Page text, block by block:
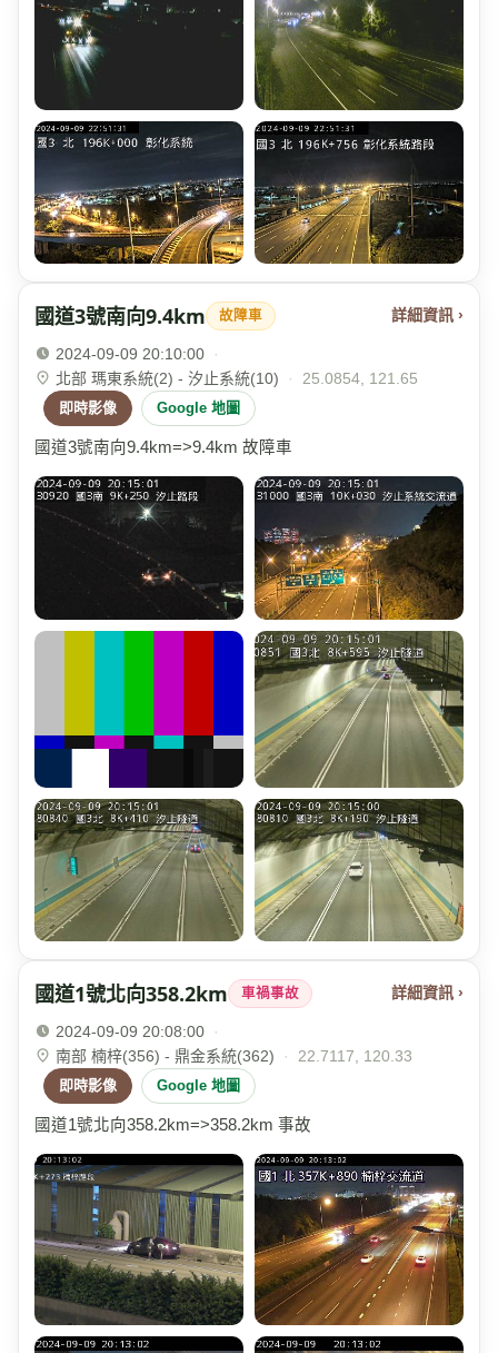
國道3號南向9.4km 故障車 詳細資訊 ›
2024-09-09 20:10:00
·
北部 瑪東系統(2) - 汐止系統(10)
· 25.0854, 121.65
即時影像 Google 地圖
國道3號南向9.4km=>9.4km 故障車
國道1號北向358.2km 車禍事故 詳細資訊 ›
2024-09-09 20:08:00
·
南部 楠梓(356) - 鼎金系統(362)
· 22.7117, 120.33
即時影像 Google 地圖
國道1號北向358.2km=>358.2km 事故